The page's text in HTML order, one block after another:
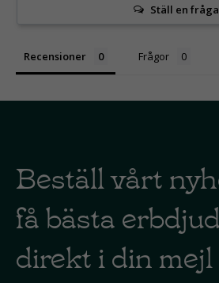
Ställ en fråga
Recensioner Frågor
Beställ vårt
få bästa
direkt i din mejl